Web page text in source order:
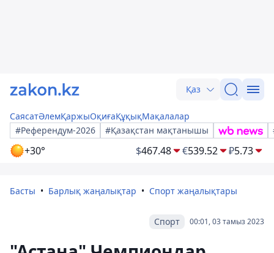
Қаз
СаясатӘлемҚаржыОқиғаҚұқықМақалалар
#Референдум-2026
#Қазақстан мақтанышы
+30° $467.48 €539.52 ₽5.73
Басты Барлық жаңалықтар Спорт жаңалықтары
00:01, 03 тамыз 2023
Спорт